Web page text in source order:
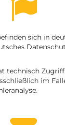
sich in
technisch
im